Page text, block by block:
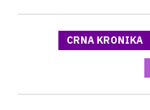
CRNA KRONIKA